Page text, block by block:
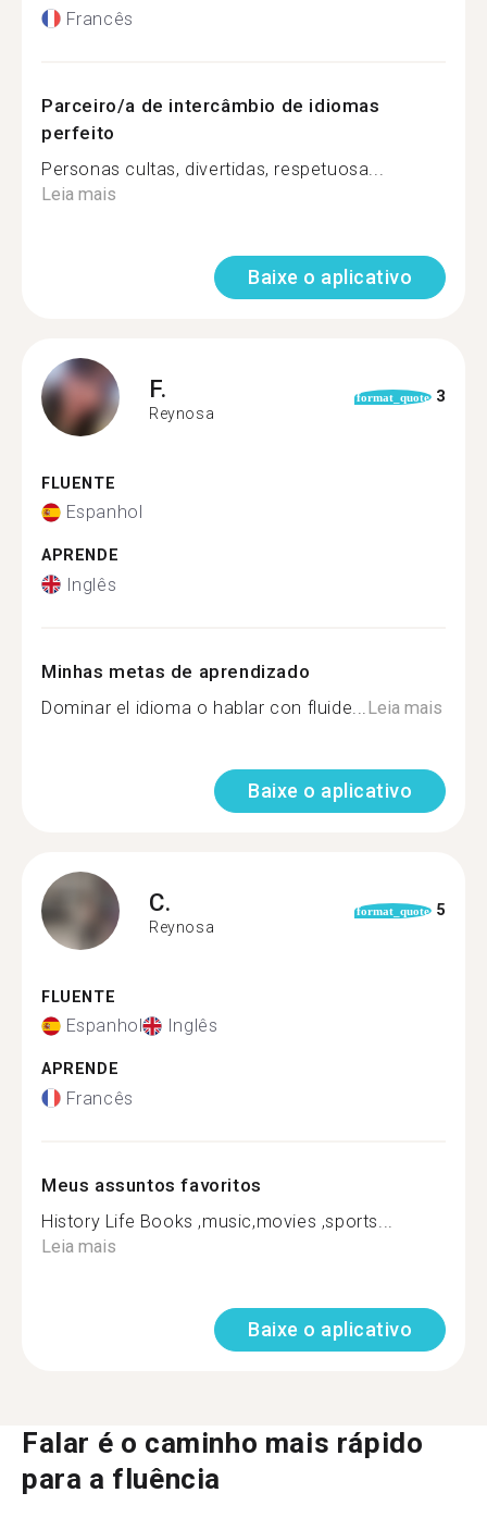
Francês
Parceiro/a de intercâmbio de idiomas
perfeito
Personas cultas, divertidas, respetuosa...
Leia mais
Baixe o aplicativo
F.
Reynosa
format_quote 3
FLUENTE
Espanhol
APRENDE
Inglês
Minhas metas de aprendizado
Dominar el idioma o hablar con fluide... Leia mais
Baixe o aplicativo
C.
Reynosa
format_quote 5
FLUENTE
Espanhol Inglês
APRENDE
Francês
Meus assuntos favoritos
History Life Books ,music,movies ,sports...
Leia mais
Baixe o aplicativo
Falar é o caminho mais rápido
para a fluência